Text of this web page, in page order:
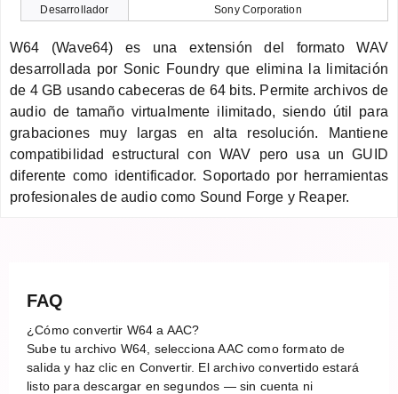
Desarrollador
Sony Corporation
W64 (Wave64) es una extensión del formato WAV
desarrollada por Sonic Foundry que elimina la limitación
de 4 GB usando cabeceras de 64 bits. Permite archivos de
audio de tamaño virtualmente ilimitado, siendo útil para
grabaciones muy largas en alta resolución. Mantiene
compatibilidad estructural con WAV pero usa un GUID
diferente como identificador. Soportado por herramientas
profesionales de audio como Sound Forge y Reaper.
FAQ
¿Cómo convertir W64 a AAC?
Sube tu archivo W64, selecciona AAC como formato de
salida y haz clic en Convertir. El archivo convertido estará
listo para descargar en segundos — sin cuenta ni